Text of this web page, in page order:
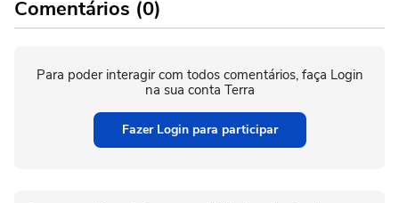
Comentários (0)
Para poder interagir com todos comentários, faça Login
na sua conta Terra
Fazer Login para participar